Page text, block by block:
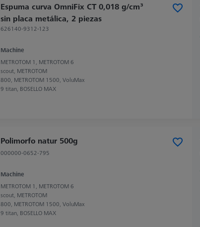
Espuma curva OmniFix CT 0,018 g/cm³
sin placa metálica, 2 piezas
626140-9312-123
Machine
METROTOM 1, METROTOM 6
scout, METROTOM
800, METROTOM 1500, VoluMax
9 titan, BOSELLO MAX
Polimorfo natur 500g
000000-0652-795
Machine
METROTOM 1, METROTOM 6
scout, METROTOM
800, METROTOM 1500, VoluMax
9 titan, BOSELLO MAX